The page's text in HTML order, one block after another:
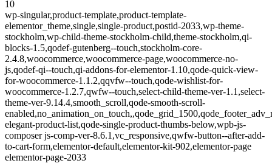
10
wp-singular,product-template,product-template-
elementor_theme,single,single-product,postid-2033,wp-theme-
stockholm,wp-child-theme-stockholm-child,theme-stockholm,qi-
blocks-1.5,qodef-gutenberg--touch,stockholm-core-
2.4.8,woocommerce,woocommerce-page,woocommerce-no-
js,qodef-qi--touch,qi-addons-for-elementor-1.10,qode-quick-view-
for-woocommerce-1.1.2,qqvfw--touch,qode-wishlist-for-
woocommerce-1.2.7,qwfw--touch,select-child-theme-ver-1.1,select-
theme-ver-9.14.4,smooth_scroll,qode-smooth-scroll-
elegant-product-list,qode-single-product-thumbs-below,wpb-js-
composer js-comp-ver-8.6.1,vc_responsive,qwfw-button--after-add-
to-cart-form,elementor-default,elementor-kit-902,elementor-page
elementor-page-2033